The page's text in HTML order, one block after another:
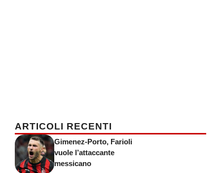
ARTICOLI RECENTI
Gimenez-Porto, Farioli
vuole l’attaccante
messicano